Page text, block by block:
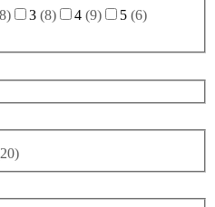
8) 3 (8) 4 (9) 5 (6)
20)